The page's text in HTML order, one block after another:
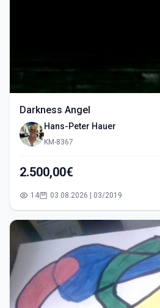
Darkness Angel
Hans-Peter Hauer
KM-8367
2.500,00€
14 03.08.2026 | 03/2019